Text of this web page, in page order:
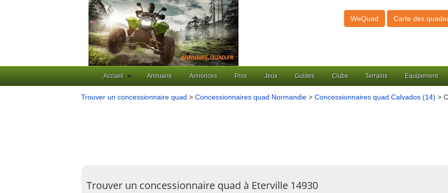
WeQuad Carte des
Accueil Annuaire Annonces Pros Jeux Guides Clubs Terrains Equipement
Trouver un concessionnaire quad > Concessionnaires quad Normandie > Concessionnaires quad Calvados (14) >
Trouver un concessionnaire quad à Eterville 14930